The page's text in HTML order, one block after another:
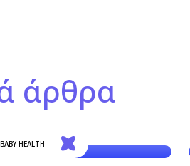
άρθρα
BABY HEALTH